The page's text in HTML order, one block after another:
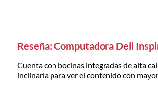
Reseña: Computadora Dell
Cuenta con bocinas integradas de alta
inclinarla para ver el contenido con